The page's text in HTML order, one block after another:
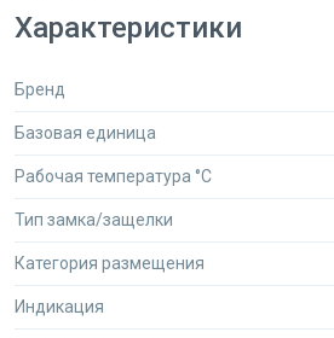
Работа на постоянном напряжении 12
позволяет легко интегрировать замок
Цвет корпуса: Серый, RAL 7032
позволяет замку гармонично
Материал: Металл
Изготавливается из
обеспечивает долговечность и
Датчики: Встроенные датчики Холла и
Замок оснащен двумя
Характеристики
Бренд
Базовая единица
Рабочая температура °C
Тип замка/защелки
Категория размещения
Индикация